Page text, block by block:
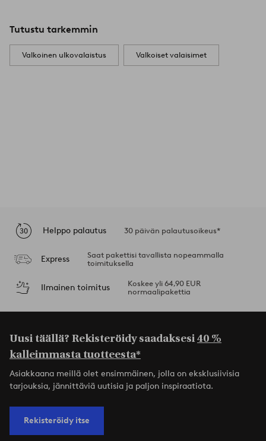
Tutustu tarkemmin
Valkoinen ulkovalaistus Valkoiset valaisimet
Helppo palautus 30 päivän palautusoikeus*
Express
Saat pakettisi tavallista nopeammalla
toimituksella
Ilmainen toimitus
Koskee yli 64,90 EUR
normaalipakettia
Uusi täällä? Rekisteröidy saadaksesi40 %
kalleimmasta tuotteesta*
Asiakkaana meillä olet ensimmäinen, jolla on eksklusiivisia
tarjouksia, jännittäviä uutisia ja paljon inspiraatiota.
Rekisteröidy itse